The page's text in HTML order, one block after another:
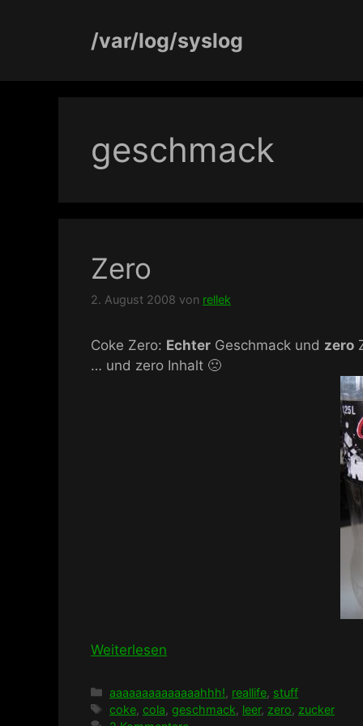
/var/log/syslog
geschmack
Zero
2. August 2008 von rellek
Coke Zero: Echter Geschmack und zero
… und zero Inhalt 🙁
Weiterlesen
Kategorien
aaaaaaaaaaaaaahhh!, reallife, stuff
Schlagwörter
coke,cola,geschmack, leer, zero, zucker